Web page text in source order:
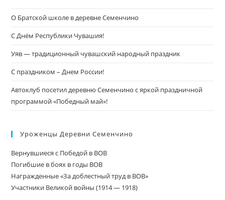
О Братской школе в деревне Семенчино
С Днём Республики Чувашия!
Уяв — традиционный чувашский народный праздник
С праздником – Днем России!
Автоклуб посетил деревню Семенчино с яркой праздничной
программой «Победный май»!
Уроженцы Деревни Семенчино
Вернувшиеся с Победой в ВОВ
Погибшие в боях в годы ВОВ
Награжденные «За доблестный труд в ВОВ»
Участники Великой войны (1914 — 1918)